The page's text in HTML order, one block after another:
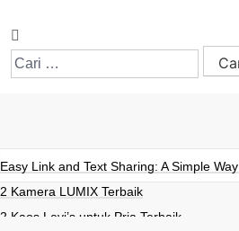
Easy Link and Text Sharing: A Simple
2 Kamera LUMIX Terbaik
2 Kaos Levi’s untuk Pria Terbaik